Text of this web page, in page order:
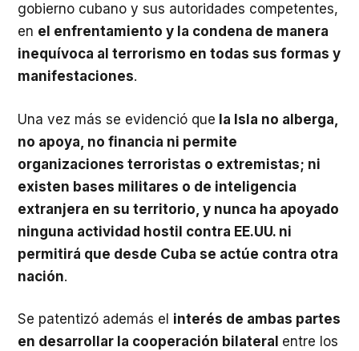
gobierno cubano y sus autoridades competentes,
en el enfrentamiento y la condena de manera
inequívoca al terrorismo en todas sus formas y
manifestaciones.
Una vez más se evidenció que la Isla no alberga,
no apoya, no financia ni permite
organizaciones terroristas o extremistas; ni
existen bases militares o de inteligencia
extranjera en su territorio, y nunca ha apoyado
ninguna actividad hostil contra EE.UU. ni
permitirá que desde Cuba se actúe contra otra
nación.
Se patentizó además el interés de ambas partes
en desarrollar la cooperación bilateral entre los